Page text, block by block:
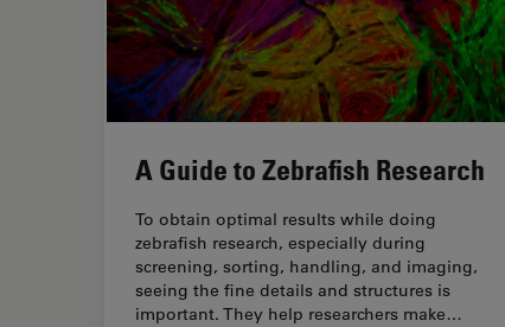
A Guide to Zebrafish Research
To obtain optimal results while doing
zebrafish research, especially during
screening, sorting, handling, and imaging,
seeing the fine details and structures is
important. They help researchers make…